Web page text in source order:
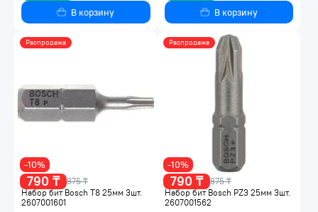
В корзину В корзину
Распродажа
790 ₸ 875 ₸
-10%
Набор бит Bosch T8 25мм 3шт.
2607001601
Распродажа
790 ₸ 875 ₸
-10%
Набор бит Bosch PZ3 25мм 3шт.
2607001562